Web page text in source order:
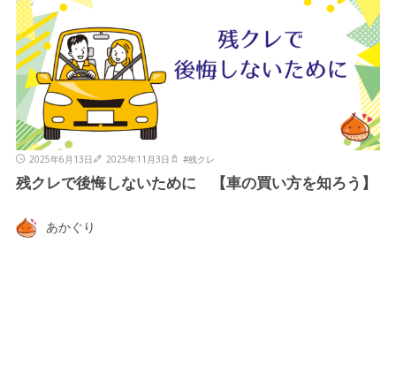
2025年6月13日 2025年11月3日 #残クレ
残クレで後悔しないために 【車の買い方を知ろう】
あかぐり